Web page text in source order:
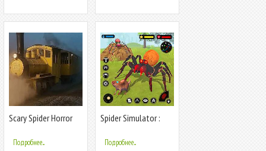
Scary Spider Horror
Подробнее...
Spider Simulator :
Подробнее...